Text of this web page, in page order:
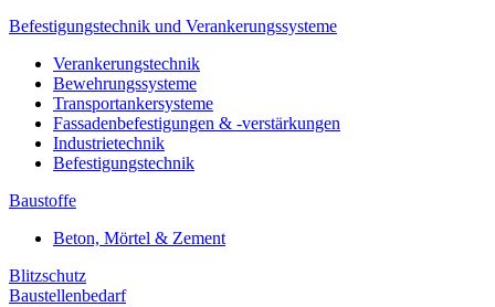
Befestigungstechnik und Verankerungssysteme
Verankerungstechnik
Bewehrungssysteme
Transportankersysteme
Fassadenbefestigungen & -verstärkungen
Industrietechnik
Befestigungstechnik
Baustoffe
Beton, Mörtel & Zement
Blitzschutz
Baustellenbedarf